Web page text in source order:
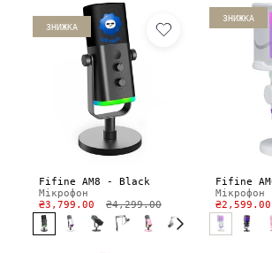
ЗНИЖКА
Fifine AM8 - Black
Мікрофон
₴3,799.00
₴4,299.00
ЗНИЖКА
Fifine
Мікрофон
₴2,599.00